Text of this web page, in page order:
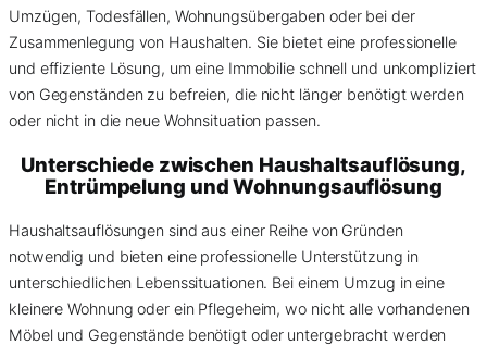
Umzügen, Todesfällen, Wohnungsübergaben oder bei der
Zusammenlegung von Haushalten. Sie bietet eine professionelle
und effiziente Lösung, um eine Immobilie schnell und unkompliziert
von Gegenständen zu befreien, die nicht länger benötigt werden
oder nicht in die neue Wohnsituation passen.
Unterschiede zwischen Haushaltsauflösung,
Entrümpelung und Wohnungsauflösung
Haushaltsauflösungen sind aus einer Reihe von Gründen
notwendig und bieten eine professionelle Unterstützung in
unterschiedlichen Lebenssituationen. Bei einem Umzug in eine
kleinere Wohnung oder ein Pflegeheim, wo nicht alle vorhandenen
Möbel und Gegenstände benötigt oder untergebracht werden